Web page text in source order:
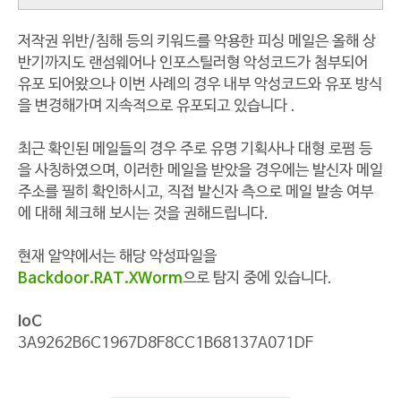
저작권 위반/침해 등의 키워드를 악용한 피싱 메일은 올해 상
반기까지도 랜섬웨어나 인포스틸러형 악성코드가 첨부되어
유포 되어왔으나 이번 사례의 경우 내부 악성코드와 유포 방식
을 변경해가며 지속적으로 유포되고 있습니다 .
최근 확인된 메일들의 경우 주로 유명 기획사나 대형 로펌 등
을 사칭하였으며, 이러한 메일을 받았을 경우에는 발신자 메일
주소를 필히 확인하시고, 직접 발신자 측으로 메일 발송 여부
에 대해 체크해 보시는 것을 권해드립니다.
현재 알약에서는 해당 악성파일을
Backdoor.RAT.XWorm으로 탐지 중에 있습니다.
IoC
3A9262B6C1967D8F8CC1B68137A071DF